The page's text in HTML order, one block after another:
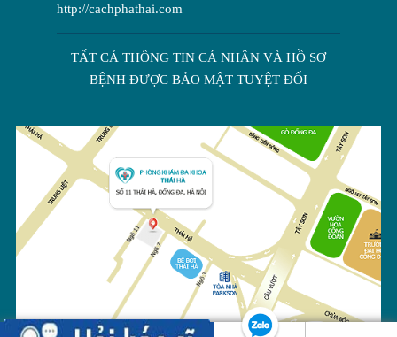
http://cachphathai.com
TẤT CẢ THÔNG TIN CÁ NHÂN VÀ HỒ SƠ
BỆNH ĐƯỢC BẢO MẬT TUYỆT ĐỐI